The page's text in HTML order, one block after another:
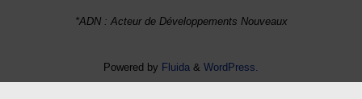
*ADN : Acteur de Développements Nouveaux
Powered by Fluida & WordPress.